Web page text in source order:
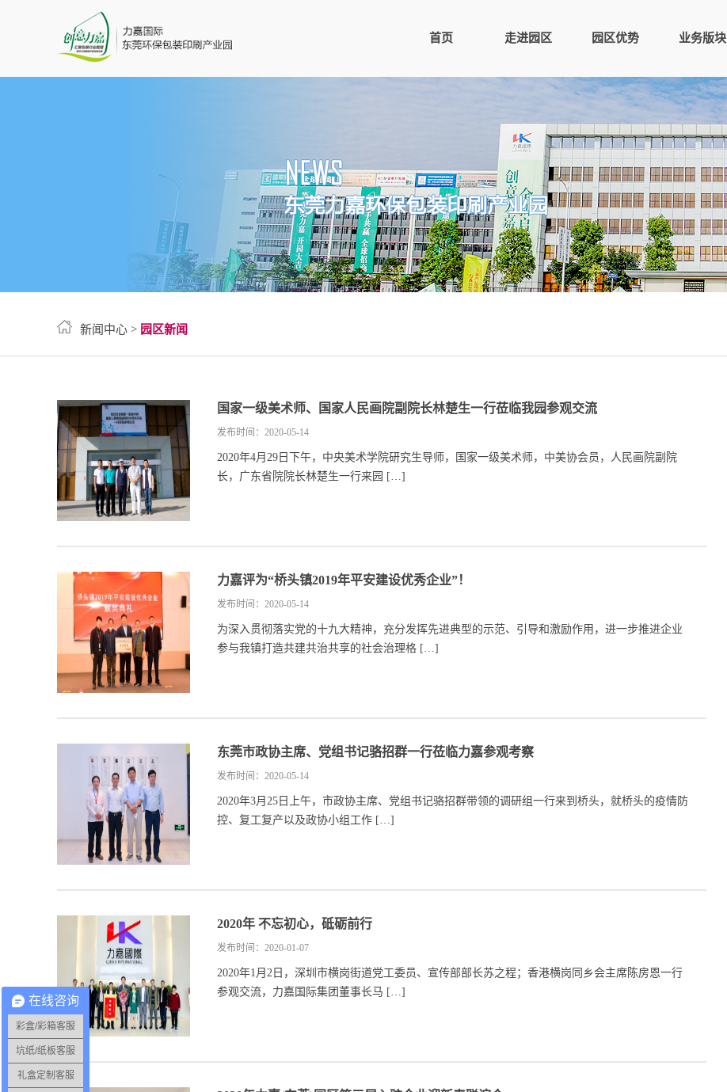
首页 走进园区 园区优势 业务版块
新闻中心 > 园区新闻
国家一级美术师、国家人民画院副院长林楚生一行莅临我园参观交流
发布时间：2020-05-14
2020年4月29日下午，中央美术学院研究生导师，国家一级美术师，中美协会员，人民画院副院
长，广东省院院长林楚生一行来园 […]
力嘉评为“桥头镇2019年平安建设优秀企业”！
发布时间：2020-05-14
为深入贯彻落实党的十九大精神，充分发挥先进典型的示范、引导和激励作用，进一步推进企业
参与我镇打造共建共治共享的社会治理格 […]
东莞市政协主席、党组书记骆招群一行莅临力嘉参观考察
发布时间：2020-05-14
2020年3月25日上午，市政协主席、党组书记骆招群带领的调研组一行来到桥头，就桥头的疫情防
控、复工复产以及政协小组工作 […]
2020年 不忘初心，砥砺前行
发布时间：2020-01-07
2020年1月2日，深圳市横岗街道党工委员、宣传部部长苏之程；香港横岗同乡会主席陈房恩一行
参观交流，力嘉国际集团董事长马 […]
在线咨询
彩盒/彩箱客服
坑纸/纸板客服
礼盒定制客服